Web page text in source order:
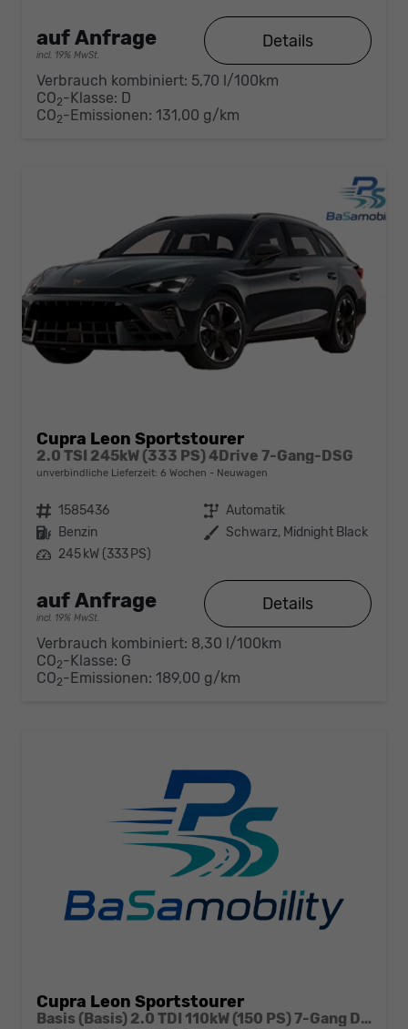
auf Anfrage
incl. 19% MwSt.
Details
Verbrauch kombiniert: 5,70 l/100km
CO2-Klasse: D
CO2-Emissionen: 131,00 g/km
Cupra Leon Sportstourer
2.0 TSI 245kW (333 PS) 4Drive 7-Gang-DSG
unverbindliche Lieferzeit: 6 Wochen Neuwagen
Fahrzeugnr. 1585436 Getriebe Automatik
Kraftstoff Benzin Außenfarbe Schwarz, Midnight Black
Leistung 245 kW (333 PS)
auf Anfrage
incl. 19% MwSt.
Details
Verbrauch kombiniert: 8,30 l/100km
CO2-Klasse: G
CO2-Emissionen: 189,00 g/km
Cupra Leon Sportstourer
Basis (Basis) 2.0 TDI 110kW (150 PS) 7-Gang DSG